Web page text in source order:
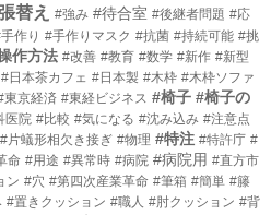
替え #強み #待合室 #後継者問題 #応
作り #手作りマスク #抗菌 #持続可能 #挑
作方法 #改善 #教育 #数学 #新作 #新型
#日本茶カフェ #日本製 #木枠 #木枠ソファ
東京経済 #東経ビジネス #椅子 #椅子の
医院 #比較 #気になる #沈み込み #注意点
#片蟻形相欠き接ぎ #物理 #特注 #特許庁 #
命 #用途 #異常時 #病院 #病院用 #直方市
ン #穴 #第四次産業革命 #筆箱 #簡単 #籐
#置きクッション #職人 #肘クッション #背